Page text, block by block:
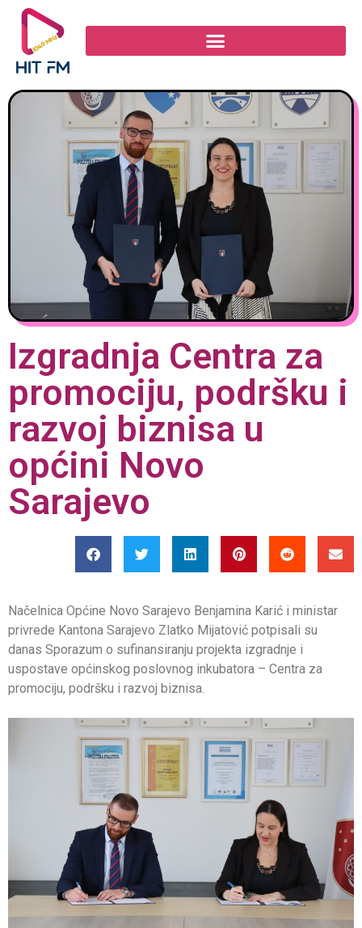
Izgradnja Centra za
promociju, podršku i
razvoj biznisa u
općini Novo
Sarajevo
Načelnica Općine Novo Sarajevo Benjamina Karić i ministar
privrede Kantona Sarajevo Zlatko Mijatović potpisali su
danas Sporazum o sufinansiranju projekta izgradnje i
uspostave općinskog poslovnog inkubatora – Centra za
promociju, podršku i razvoj biznisa.